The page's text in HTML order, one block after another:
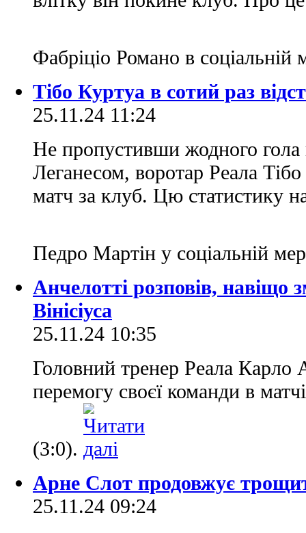
Фабріціо Романо в
Тібо Куртуа в сотий раз
25.11.24 11:24
Не пропустивши жодного гола
Леганесом, воротар Реала
матч за клуб. Цю статистику
Педро Мартін у соціальній
Анчелотті розповів, навіщо
Вінісіуса
25.11.24 10:35
Головний тренер Реала Карло
перемогу своєї команди в
(3:0).
Арне Слот продовжує
25.11.24 09:24